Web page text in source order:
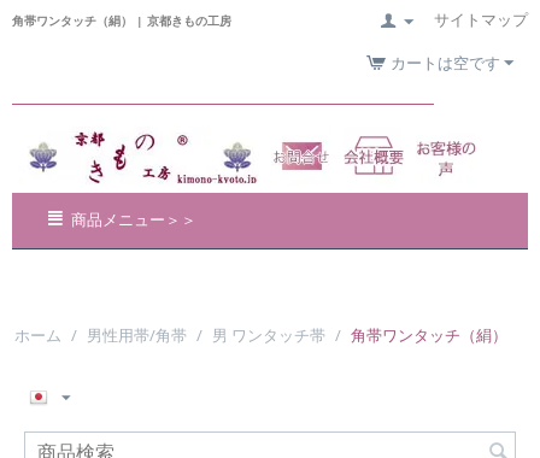
角帯ワンタッチ（絹） | 京都きもの工房
サイトマップ
カートは空です
商品メニュー＞＞
ホーム / 男性用帯/角帯 / 男 ワンタッチ帯 / 角帯ワンタッチ（絹）